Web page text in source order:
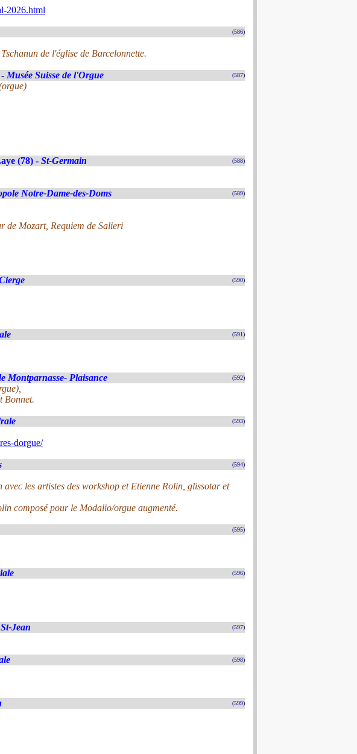
2026.html
(586)
de l'église de Barcelonnette.
Musée Suisse de l'Orgue (587)
(78) - St-Germain (588)
Notre-Dame-des-Doms (589)
de Mozart, Requiem de Salieri
(590)
(591)
Montparnasse- Plaisance (592)
Bonnet.
(593)
dorgue/
(594)
les artistes des workshop et Etienne Rolin, glissotar et
composé pour le Modalio/orgue augmenté.
(595)
(596)
St-Jean (597)
(598)
(599)